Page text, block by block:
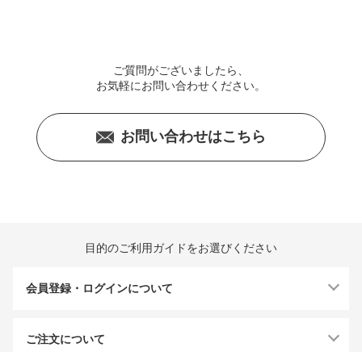
目的のご利用ガイドをお選びください
会員登録・ログインについて
ご注文について
ご質問がございましたら、
お気軽にお問い合わせください。
お問い合わせはこちら